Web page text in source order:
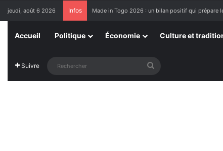
jeudi, août 6 2026 Infos Made in Togo 2026 : un bilan positif qui prépare
Accueil Politique Économie Culture et
Suivre